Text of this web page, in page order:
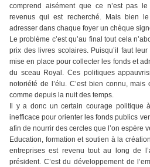
comprend aisément que ce n’est pas
revenus qui est recherché. Mais bien
adresser dans chaque foyer un chèque
Le problème c’est qu’au final tout cela
prix des livres scolaires. Puisqu’il faut
mise en place pour collecter les fonds et
du sceau Royal. Ces politiques
notoriété de l’élu. C’est bien connu, mais
comme depuis la nuit des temps.
Il y a donc un certain courage politique
inefficace pour orienter les fonds publics
afin de nourrir des cercles que l’on espère
Education, formation et soutien à la
entreprises est revenu tout au long de
président. C’est du développement de